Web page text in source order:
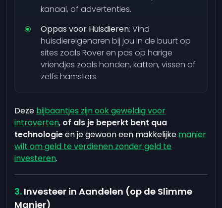
kanaal, of advertenties.
Oppas voor Huisdieren: Vind
huisdiereigenaren bij jou in de buurt op
sites zoals Rover en pas op harige
vriendjes zoals honden, katten, vissen of
zelfs hamsters.
Deze bijbaantjes zijn ook geweldig voor
introverten, of als je beperkt bent qua
technologieen je gewoon een makkelijke manier
wilt om geld te verdienen zonder geld te
investeren.
Investeer in Aandelen (op de Slimme
Manier)